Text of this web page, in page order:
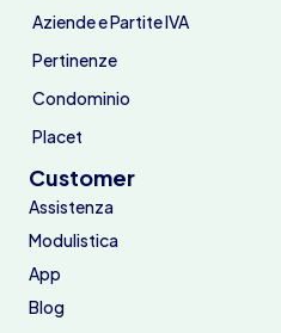
Aziende e Partite IVA
Pertinenze
Condominio
Placet
Customer
Assistenza
Modulistica
App
Blog